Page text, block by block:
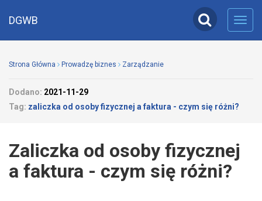
DGWB
Strona Główna Prowadzę biznes Zarządzanie
Dodano: 2021-11-29
Tag: zaliczka od osoby fizycznej a faktura - czym się różni?
Zaliczka od osoby fizycznej
a faktura - czym się różni?